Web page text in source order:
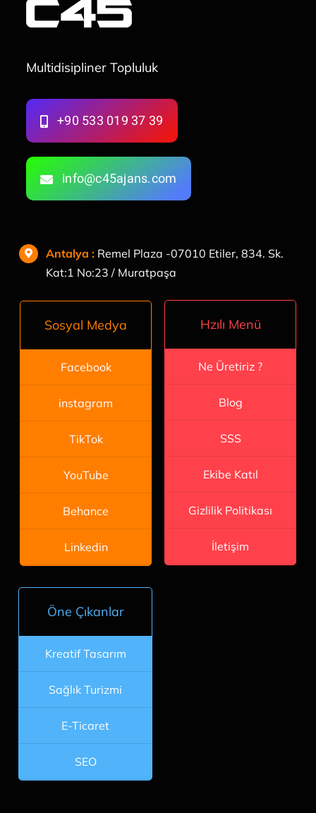
Multidisipliner Topluluk
+90 533 019 37 39
info@c45ajans.com
Sosyal Medya
Facebook
instagram
TikTok
YouTube
Behance
Linkedin
Hzılı Menü
Ne Üretiriz ?
Blog
SSS
Ekibe Katıl
Gizlilik Politikası
İletişim
Öne Çıkanlar
Kreatif Tasarım
Sağlık Turizmi
E-Ticaret
SEO
Antalya : Remel Plaza -07010 Etiler, 834. Sk.
Kat:1 No:23 / Muratpaşa